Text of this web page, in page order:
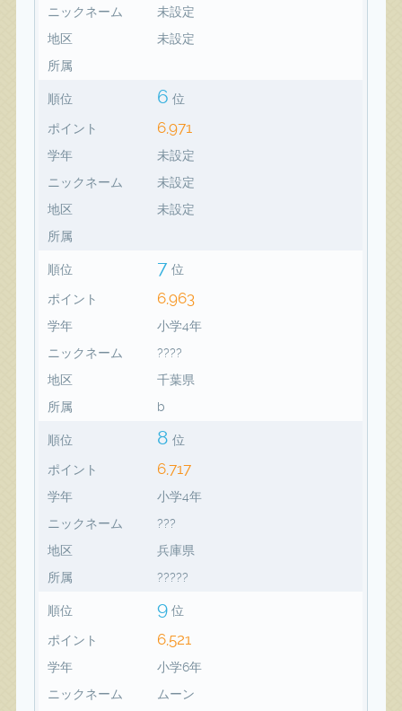
ニックネーム
未設定
地区
未設定
所属
順位 6 位
ポイント 6,971
学年
未設定
ニックネーム
未設定
地区
未設定
所属
順位 7 位
ポイント 6,963
学年
小学4年
ニックネーム
????
地区
千葉県
所属
b
順位 8 位
ポイント 6,717
学年
小学4年
ニックネーム
???
地区
兵庫県
所属
?????
順位 9 位
ポイント 6,521
学年
小学6年
ニックネーム
ムーン